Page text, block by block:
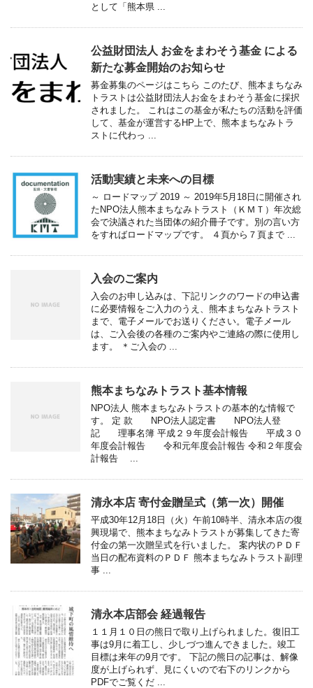
として「熊本県 ...
公益財団法人 お金をまわそう基金 による
新たな募金開始のお知らせ
募金募集のページはこちら このたび、熊本まちなみ
トラストは公益財団法人お金をまわそう基金に採択
されました。 これはこの基金が私たちの活動を評価
して、基金が運営するHP上で、熊本まちなみトラ
ストに代わっ ...
活動実績と未来への目標
～ ロードマップ 2019 ～ 2019年5月18日に開催され
たNPO法人熊本まちなみトラスト（ＫＭＴ）年次総
会で決議された当団体の紹介冊子です。別の言い方
をすればロードマップです。 ４頁から７頁まで ...
入会のご案内
入会のお申し込みは、下記リンクのワードの申込書
に必要情報をご入力のうえ、熊本まちなみトラスト
まで、電子メールでお送りください。電子メール
は、ご入会後の各種のご案内やご連絡の際に使用し
ます。 ＊ご入会の ...
熊本まちなみトラスト基本情報
NPO法人 熊本まちなみトラストの基本的な情報で
す。 定 款 NPO法人認定書 NPO法人登
記 理事名簿 平成２９年度会計報告 平成３０
年度会計報告 令和元年度会計報告 令和２年度会
計報告 ...
清永本店 寄付金贈呈式（第一次）開催
平成30年12月18日（火）午前10時半、清永本店の復
興現場で、熊本まちなみトラストが募集してきた寄
付金の第一次贈呈式を行いました。 案内状のＰＤＦ
当日の配布資料のＰＤＦ 熊本まちなみトラスト副理
事 ...
清永本店部会 経過報告
１１月１０日の熊日で取り上げられました。復旧工
事は9月に着工し、少しづつ進んできました。竣工
目標は来年の9月です。 下記の熊日の記事は、解像
度が上げられず、見にくいので右下のリンクから
PDFでご覧くだ ...